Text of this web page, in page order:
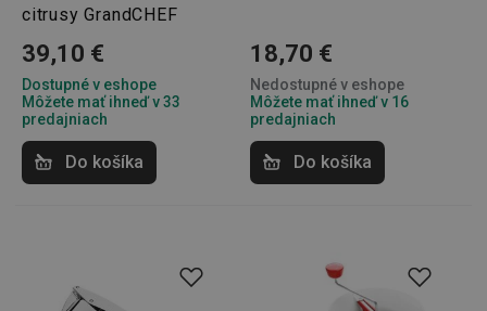
citrusy GrandCHEF
39,10 €
Dostupné v eshope
Môžete mať ihneď v 33
predajniach
Do košíka
18,70 €
Nedostupné v eshope
Môžete mať ihneď v 16
predajniach
Do košíka
www.tescoma.sk
Twitter Inc.
.smartadserver.com